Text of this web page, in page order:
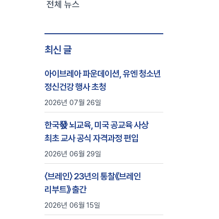
전체 뉴스
최신 글
아이브레아 파운데이션, 유엔 청소년
정신건강 행사 초청
2026년 07월 26일
한국發 뇌교육, 미국 공교육 사상
최초 교사 공식 자격과정 편입
2026년 06월 29일
〈브레인〉 23년의 통찰《브레인
리부트》 출간
2026년 06월 15일